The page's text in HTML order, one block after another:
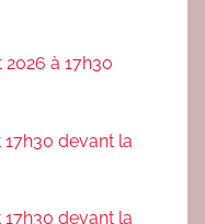
à 17h30
devant la
devant la